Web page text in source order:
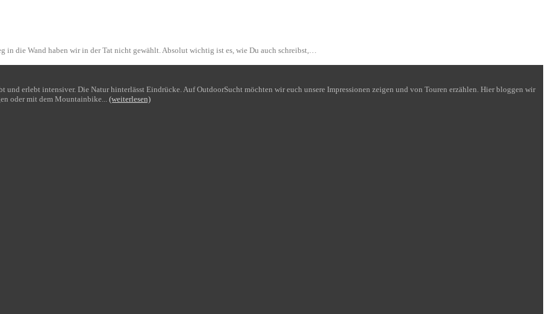
die Wand haben wir in der Tat nicht gewählt. Absolut wichtig ist es, wie Du auch schreibst,…
erlebt intensiver. Die Natur hinterlässt Eindrücke. Auf OutdoorSucht möchten wir euch unsere Impressionen zeigen und von Touren erzählen. Hier bloggen wir
oder mit dem Mountainbike... (weiterlesen)